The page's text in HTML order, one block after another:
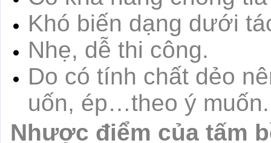
Khó biến dạng dưới
Nhẹ, dễ thi công.
Do có tính chất dẻo
uốn, ép…theo ý muốn.
Nhược điểm của tấm